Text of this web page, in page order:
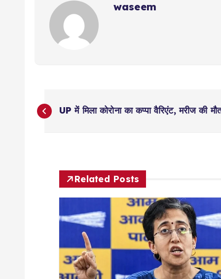
waseem
P
UP में मिला कोरोना का कप्पा वैरिएंट, मरीज की
Related Posts